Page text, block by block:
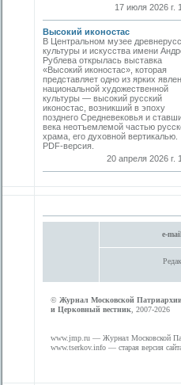
17 июля 2026 г.
Высокий иконостас
В Центральном музее
культуры и искусства имени
Рублева открылась выставка
«Высокий иконостас», которая
представляет одно из ярких
национальной художественной
культуры — высокий русский
иконостас, возникший в эпоху
позднего Средневековья и
века неотъемлемой частью
храма, его духовной вертикалью.
PDF-версия.
20 апреля 2026 г.
e-
© Журнал Московской
и Церковный вестник , 2007-2026
www.jmp.ru — Журнал Московской
www.tserkov.info — старая версия